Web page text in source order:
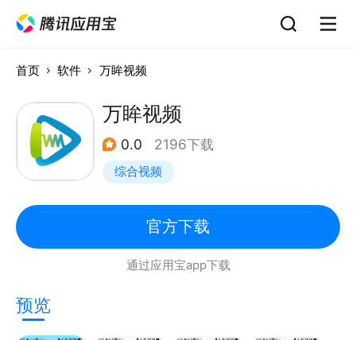
首页 软件 万眸视频
万眸视频
0.0 2196下载
综合视频
官方下载
通过应用宝app下载
预览